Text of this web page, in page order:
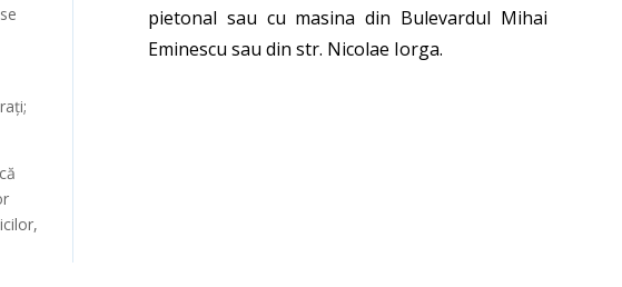
pietonal sau cu masina din Bulevardul Mihai
Eminescu sau din str. Nicolae Iorga.